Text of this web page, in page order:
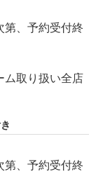
第、予約受付終
ム取り扱い全店
第、予約受付終